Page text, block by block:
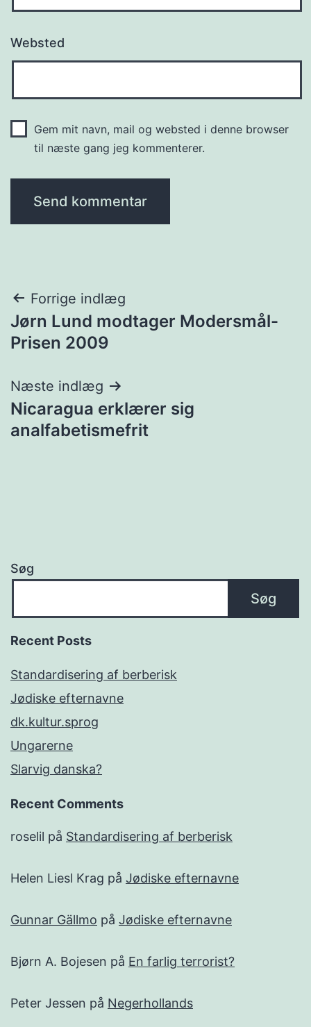
Websted
Gem mit navn, mail og websted i denne browser
til næste gang jeg kommenterer.
Indlægsnavigation
Forrige indlæg
Jørn Lund modtager Modersmål-
Prisen 2009
Næste indlæg
Nicaragua erklærer sig
analfabetismefrit
Søg
Søg
Recent Posts
Standardisering af berberisk
Jødiske efternavne
dk.kultur.sprog
Ungarerne
Slarvig danska?
Recent Comments
roselil på Standardisering af berberisk
Helen Liesl Krag på Jødiske efternavne
Gunnar Gällmo på Jødiske efternavne
Bjørn A. Bojesen på En farlig terrorist?
Peter Jessen på Negerhollands